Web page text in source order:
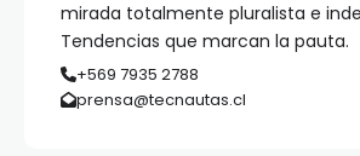
mirada totalmente pluralista e
Tendencias que marcan la pauta.
+569 7935 2788
prensa@tecnautas.cl